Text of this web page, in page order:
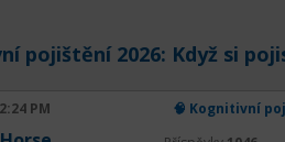
pojištění 2026: Když si
PM 🧠 Kognitivní